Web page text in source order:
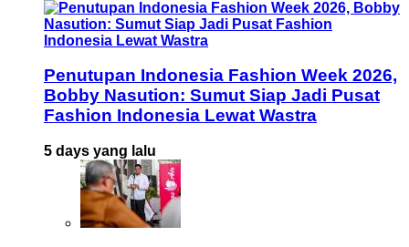
Penutupan Indonesia Fashion Week 2026,
Bobby Nasution: Sumut Siap Jadi Pusat
Fashion Indonesia Lewat Wastra
5 days yang lalu